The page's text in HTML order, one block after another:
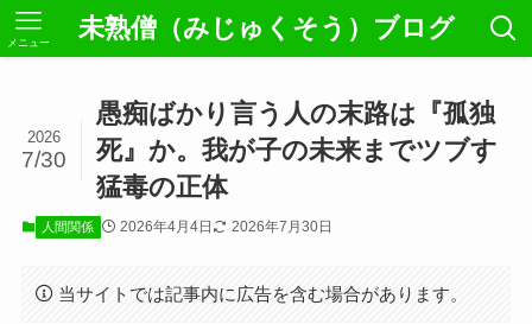
未熟僧（みじゅくそう）ブログ
メニュー
愚痴ばかり言う人の末路は『孤独
死』か。我が子の未来までツブす
猛毒の正体
2026
7/30
人間関係 2026年4月4日 2026年7月30日
当サイトでは記事内に広告を含む場合があります。